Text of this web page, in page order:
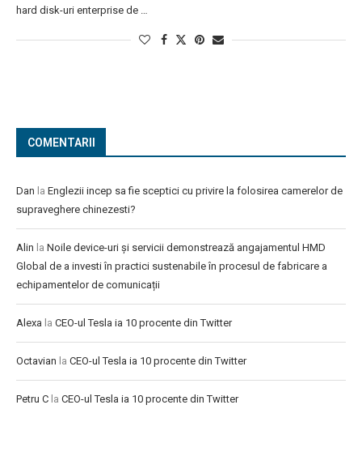
hard disk-uri enterprise de …
COMENTARII
Dan la Englezii incep sa fie sceptici cu privire la folosirea camerelor de
supraveghere chinezesti?
Alin la Noile device-uri și servicii demonstrează angajamentul HMD
Global de a investi în practici sustenabile în procesul de fabricare a
echipamentelor de comunicații
Alexa la CEO-ul Tesla ia 10 procente din Twitter
Octavian la CEO-ul Tesla ia 10 procente din Twitter
Petru C la CEO-ul Tesla ia 10 procente din Twitter